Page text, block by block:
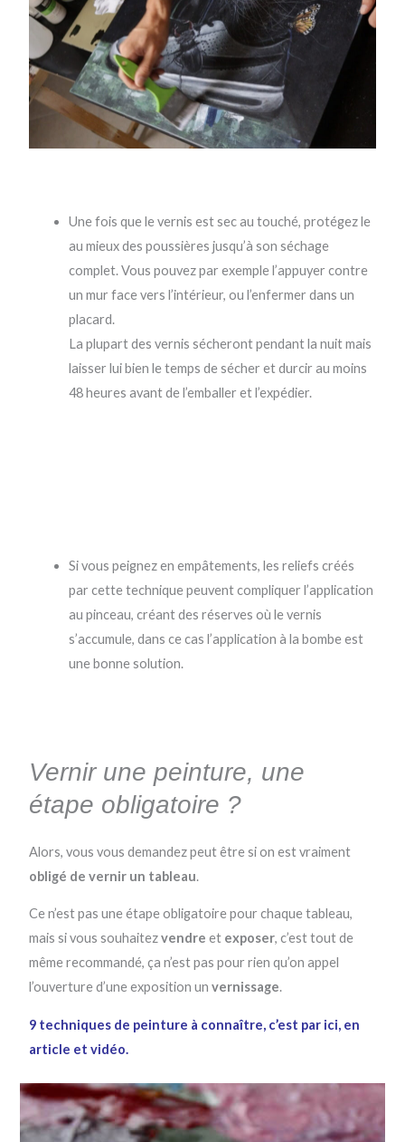
Une fois que le vernis est sec au touché, protégez le
au mieux des poussières jusqu’à son séchage
complet. Vous pouvez par exemple l’appuyer contre
un mur face vers l’intérieur, ou l’enfermer dans un
placard.
La plupart des vernis sécheront pendant la nuit mais
laisser lui bien le temps de sécher et durcir au moins
48 heures avant de l’emballer et l’expédier.
Si vous peignez en empâtements, les reliefs créés
par cette technique peuvent compliquer l’application
au pinceau, créant des réserves où le vernis
s’accumule, dans ce cas l’application à la bombe est
une bonne solution.
Vernir une peinture, une
étape obligatoire ?
Alors, vous vous demandez peut être si on est vraiment
obligé de vernir un tableau.
Ce n’est pas une étape obligatoire pour chaque tableau,
mais si vous souhaitezvendre et exposer, c’est tout de
même recommandé, ça n’est pas pour rien qu’on appel
l’ouverture d’une exposition unvernissage.
9 techniques de peinture à connaître, c’est par ici, en
article et vidéo.